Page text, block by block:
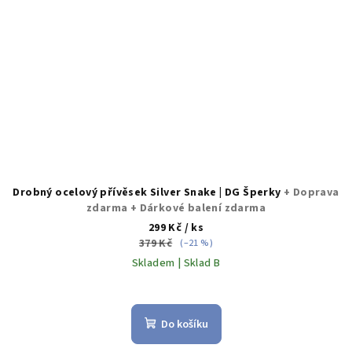
Drobný ocelový přívěsek Silver Snake | DG Šperky + Doprava
zdarma + Dárkové balení zdarma
299 Kč / ks
379 Kč (–21 %)
Skladem | Sklad B
hodnocení
produktu
Do košíku